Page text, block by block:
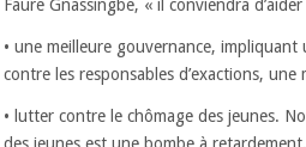
Faure Gnassingbe, « il conviendra
• une meilleure gouvernance,
contre les responsables d’exactions,
• lutter contre le chômage des jeunes.